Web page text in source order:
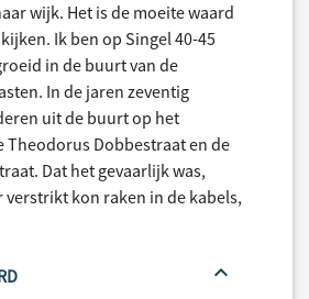
wijk. Het is de moeite waard
Ik ben op Singel 40-45
in de buurt van de
In de jaren zeventig
uit de buurt op het
Theodorus Dobbestraat en de
Dat het gevaarlijk was,
kon raken in de kabels,